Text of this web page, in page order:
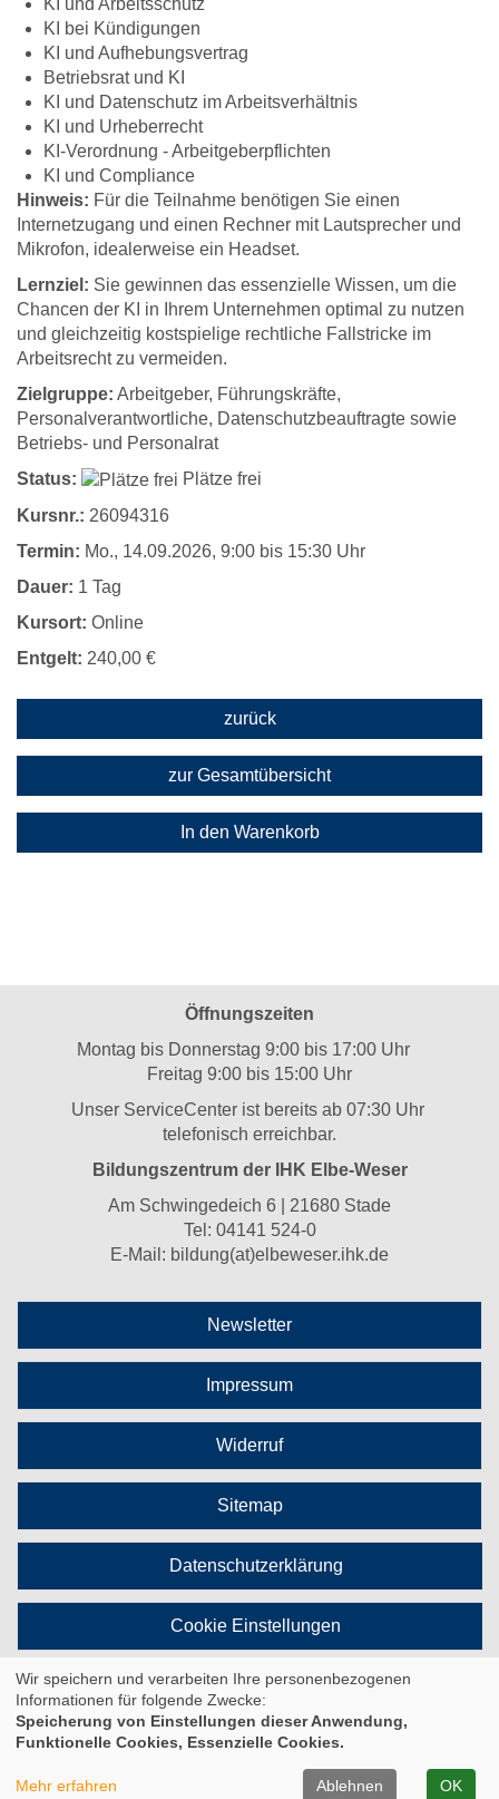
KI und Arbeitsschutz
KI bei Kündigungen
KI und Aufhebungsvertrag
Betriebsrat und KI
KI und Datenschutz im Arbeitsverhältnis
KI und Urheberrecht
KI-Verordnung - Arbeitgeberpflichten
KI und Compliance
Hinweis: Für die Teilnahme benötigen Sie einen
Internetzugang und einen Rechner mit Lautsprecher und
Mikrofon, idealerweise ein Headset.
Lernziel: Sie gewinnen das essenzielle Wissen, um die
Chancen der KI in Ihrem Unternehmen optimal zu nutzen
und gleichzeitig kostspielige rechtliche Fallstricke im
Arbeitsrecht zu vermeiden.
Zielgruppe: Arbeitgeber, Führungskräfte,
Personalverantwortliche, Datenschutzbeauftragte sowie
Betriebs- und Personalrat
Status:
Plätze frei
Kursnr.: 26094316
Termin: Mo., 14.09.2026, 9:00 bis 15:30 Uhr
Dauer: 1 Tag
Kursort: Online
Entgelt: 240,00 €
zurück
zur Gesamtübersicht
In den Warenkorb
Öffnungszeiten
Montag bis Donnerstag 9:00 bis 17:00 Uhr
Freitag 9:00 bis 15:00 Uhr
Unser ServiceCenter ist bereits ab 07:30 Uhr
telefonisch erreichbar.
Bildungszentrum der IHK Elbe-Weser
Am Schwingedeich 6 | 21680 Stade
Tel: 04141 524-0
E-Mail: bildung(at)elbeweser.ihk.de
Newsletter
Impressum
Widerruf
Sitemap
Datenschutzerklärung
Cookie Einstellungen
Vertrag widerrufen
Wir speichern und verarbeiten Ihre personenbezogenen
Informationen für folgende Zwecke:
Speicherung von Einstellungen dieser Anwendung,
Funktionelle Cookies, Essenzielle Cookies.
Mehr erfahren Ablehnen OK